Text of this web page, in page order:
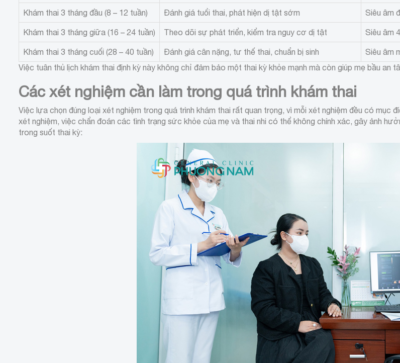
Khám thai 3 tháng đầu (8 – 12 tuần) Đánh giá tuổi thai, phát hiện dị tật sớm Siêu âm
Khám thai 3 tháng giữa (16 – 24 tuần) Theo dõi sự phát triển, kiểm tra nguy cơ dị tật Siêu âm
Khám thai 3 tháng cuối (28 – 40 tuần) Đánh giá cân nặng, tư thế thai, chuẩn bị sinh
Siêu âm
Việc tuân thủ lịch khám thai định kỳ này không chỉ đảm bảo một thai kỳ khỏe mạnh mà còn giúp mẹ bầu an
Các xét nghiệm cần làm trong quá trình khám thai
Việc lựa chọn đúng loại xét nghiệm trong quá trình khám thai rất quan trọng, vì mỗi xét nghiệm đều có mục
xét nghiệm, việc chẩn đoán các tình trạng sức khỏe của mẹ và thai nhi có thể không chính xác, gây ảnh
trong suốt thai kỳ: